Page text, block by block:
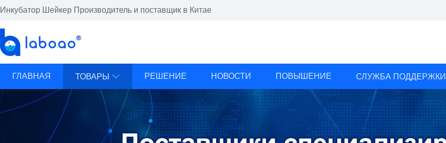
Инкубатор Шейкер Производитель и поставщик в Китае
ГЛАВНАЯ ТОВАРЫ  РЕШЕНИЕ НОВОСТИ ПОВЫШЕНИЕ СЛУЖБА ПОДДЕРЖКИ